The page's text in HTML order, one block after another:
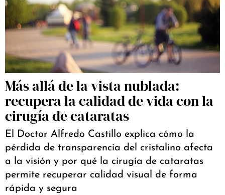
Más allá de la vista nublada:
recupera la calidad de vida con la
cirugía de cataratas
El Doctor Alfredo Castillo explica cómo la
pérdida de transparencia del cristalino afecta
a la visión y por qué la cirugía de cataratas
permite recuperar calidad visual de forma
rápida y segura